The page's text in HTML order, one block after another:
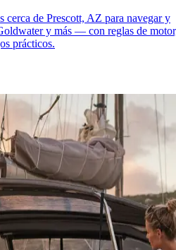
cerca de Prescott, AZ para navegar y
y más — con reglas de
prácticos.